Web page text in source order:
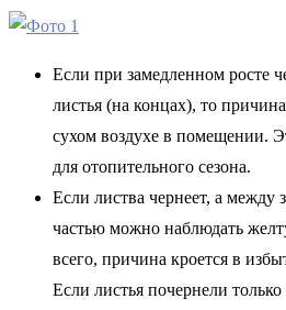
Если при замедленном росте
листья (на концах), то
сухом воздухе в помещении.
для отопительного сезона.
Если листва чернеет, а между
частью можно наблюдать
всего, причина кроется в
Если листья почернели